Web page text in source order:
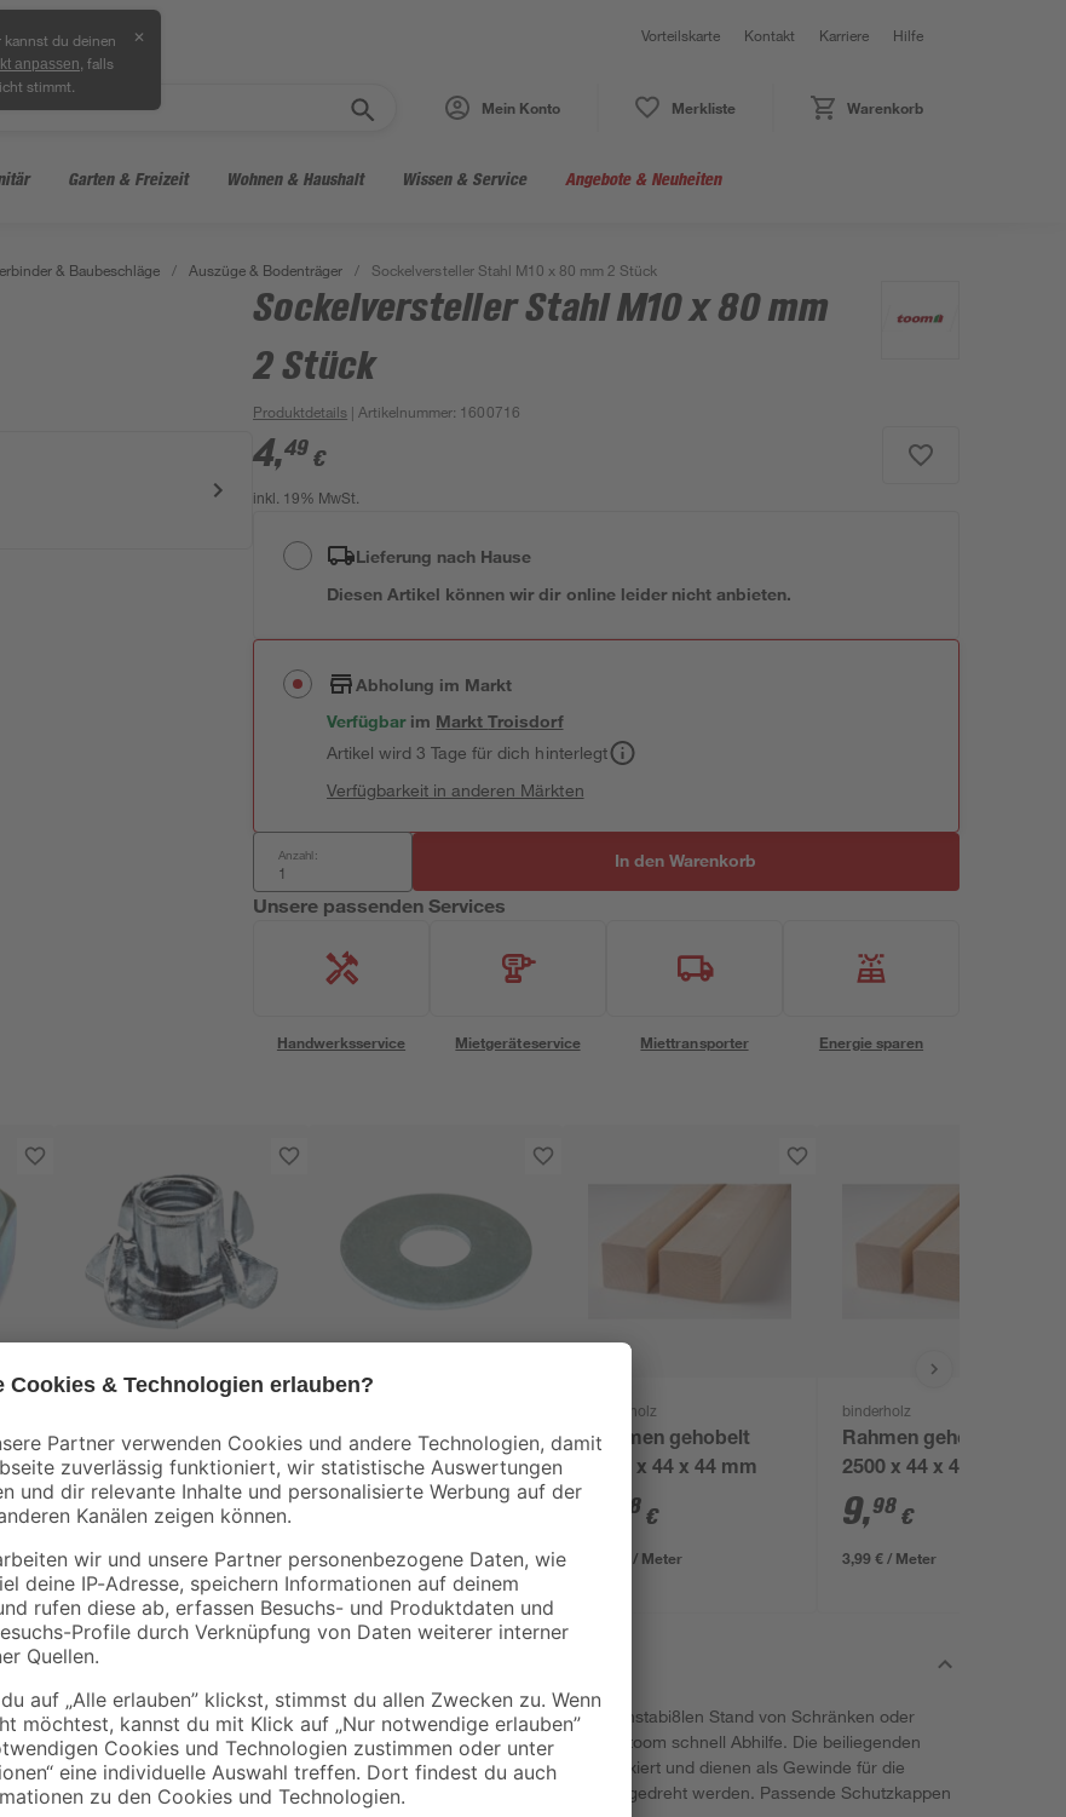
kannst du deinen
anpassen , falls
stimmt.
✕ Vorteilskarte Kontakt Karriere Hilfe
Mein Konto Merkliste Warenkorb
Garten & Freizeit Wohnen & Haushalt Wissen & Service Angebote & Neuheiten
& Baubeschläge / Auszüge & Bodenträger / Sockelversteller Stahl M10 x 80 mm 2 Stück
Sockelversteller Stahl M10 x 80 mm
2 Stück
Produktdetails | Artikelnummer: 1600716
4,49 €
inkl. 19% MwSt.
Lieferung nach Hause
Diesen Artikel können wir dir online leider nicht anbieten.
Abholung im Markt
Verfügbar im MarktTroisdorf
Artikel wird 3 Tage für dich hinterlegt
Verfügbarkeit in anderen Märkten
Anzahl: In den Warenkorb
Unsere passenden Services
Handwerksservice Mietgeräteservice Miettransporter Energie sparen
Einschlagmutter Stahl
verzinkt M10
3,69 €
Karosseriescheibe
Stahl 30 x 10,5 mm
0,33
binderholz
Rahmen gehobelt
2000 x 44 x 44 mm
98 €
3,99 € / Meter
binderholz
Rahmen gehobelt
2500 x 44 x 44 mm
9,98 €
3,99 € / Meter
Unebenheiten im Bodenbelag führen zu einem instabi8len Stand von Schränken oder
Regalen. Hier schaffen die Sockelversteller von toom schnell Abhilfe. Die beiliegenden
Einschlagmuttern werden dazu im Möbelstück fixiert und dienen als Gewinde für die
Sockelversteller. Diese können dann einfach eingedreht werden. Passende Schutzkappen